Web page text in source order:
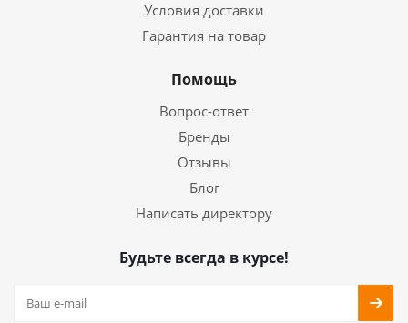
Условия доставки
Гарантия на товар
Помощь
Вопрос-ответ
Бренды
Отзывы
Блог
Написать директору
Будьте всегда в курсе!